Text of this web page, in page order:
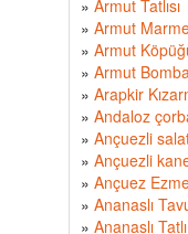
» Armut Tatlısı
» Armut
» Armut
» Armut
» Arapkir
» Andaloz
» Ançuezli
» Ançuezli
» Ançuez
» Ananaslı
» Ananaslı Tatlı